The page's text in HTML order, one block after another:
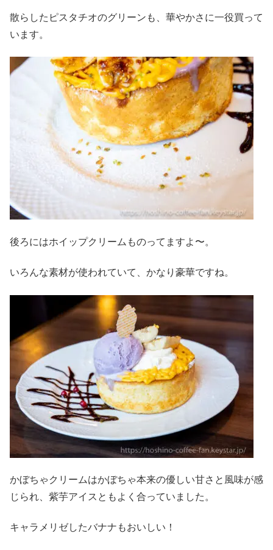
散らしたピスタチオのグリーンも、華やかさに一役買って
います。
後ろにはホイップクリームものってますよ〜。
いろんな素材が使われていて、かなり豪華ですね。
かぼちゃクリームはかぼちゃ本来の優しい甘さと風味が感
じられ、紫芋アイスともよく合っていました。
キャラメリゼしたバナナもおいしい！